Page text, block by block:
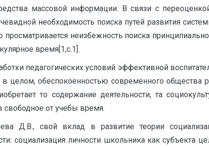
массовой информации. В связи с
необходимость поиска путей развития
просматривается неизбежность поиска
время[1,c.1].
педагогических условий эффективной
в целом, обеспокоенностью современного общества
то содержание деятельности, та
свободное от учебы время.
Д.В., свой вклад в развитие теории
социализация личности школьника как субъекта